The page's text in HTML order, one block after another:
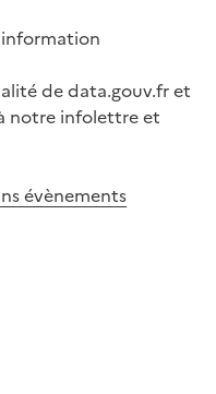
de data.gouv.fr et
notre infolettre et
évènements